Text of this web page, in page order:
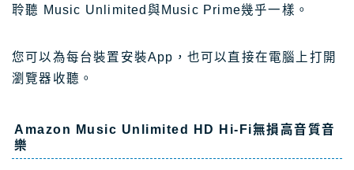
聆聽 Music Unlimited與Music Prime幾乎一樣。
您可以為每台裝置安裝App，也可以直接在電腦上打開
瀏覽器收聽。
Amazon Music Unlimited HD Hi-Fi無損高音質音
樂